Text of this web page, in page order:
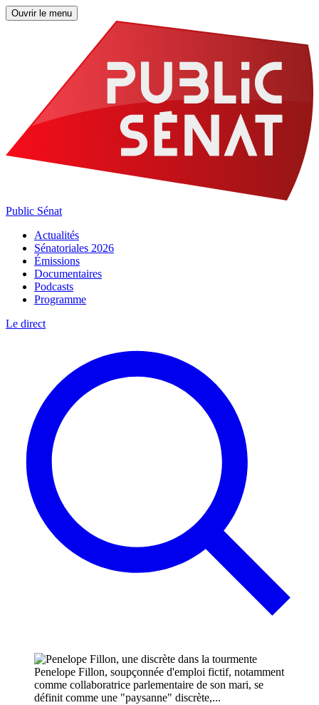
Ouvrir le menu
Public Sénat
Actualités
Sénatoriales 2026
Émissions
Documentaires
Podcasts
Programme
Le direct
Penelope Fillon, soupçonnée d'emploi fictif, notamment
comme collaboratrice parlementaire de son mari, se
définit comme une "paysanne" discrète,...